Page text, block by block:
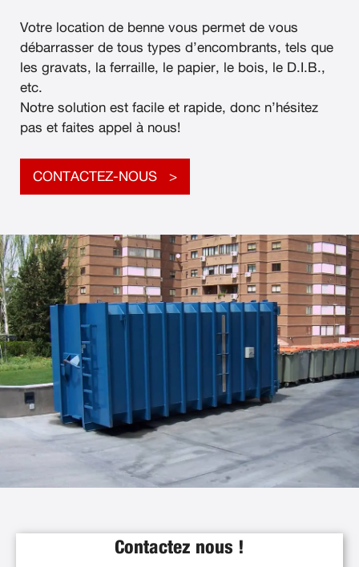
Votre location de benne vous permet de vous
débarrasser de tous types d’encombrants, tels que
les gravats, la ferraille, le papier, le bois, le D.I.B.,
etc.
Notre solution est facile et rapide, donc n’hésitez
pas et faites appel à nous!
CONTACTEZ-NOUS
Contactez nous !